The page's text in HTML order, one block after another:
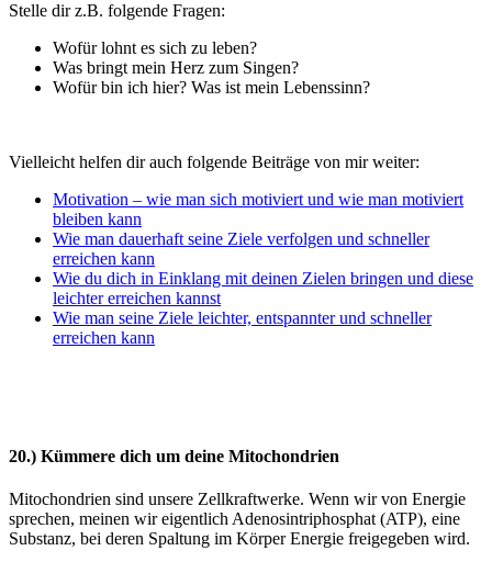
Stelle dir z.B. folgende Fragen:
Wofür lohnt es sich zu leben?
Was bringt mein Herz zum Singen?
Wofür bin ich hier? Was ist mein Lebenssinn?
Vielleicht helfen dir auch folgende Beiträge von mir weiter:
Motivation – wie man sich motiviert und wie man motiviert
bleiben kann
Wie man dauerhaft seine Ziele verfolgen und schneller
erreichen kann
Wie du dich in Einklang mit deinen Zielen bringen und diese
leichter erreichen kannst
Wie man seine Ziele leichter, entspannter und schneller
erreichen kann
20.) Kümmere dich um deine Mitochondrien
Mitochondrien sind unsere Zellkraftwerke. Wenn wir von Energie
sprechen, meinen wir eigentlich Adenosintriphosphat (ATP), eine
Substanz, bei deren Spaltung im Körper Energie freigegeben wird.